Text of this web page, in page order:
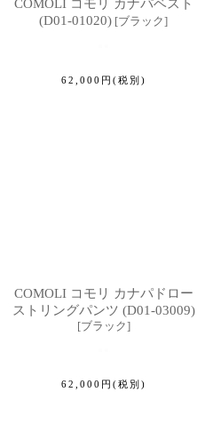
COMOLI コモリ カナパベスト
(D01-01020) [ブラック]
62,000 円 (税別)
COMOLI コモリ カナパドロー
ストリングパンツ (D01-03009)
[ブラック]
62,000 円 (税別)